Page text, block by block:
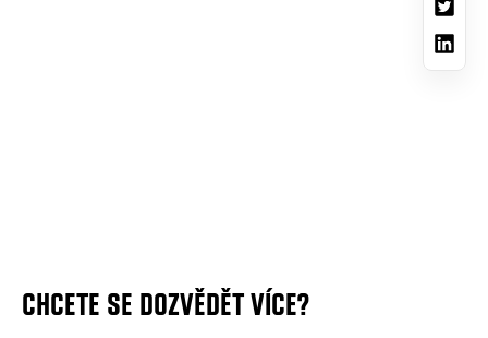
CHCETE SE DOZVĚDĚT VÍCE?